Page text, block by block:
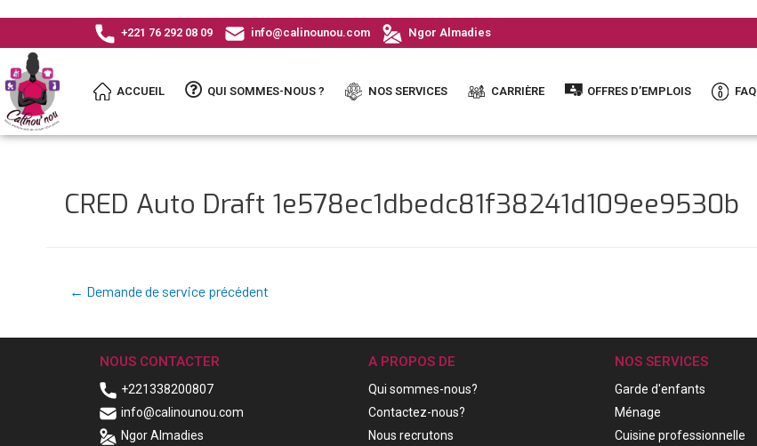
+221 76 292 08 09 info@calinounou.com Ngor Almadies
ACCUEIL QUI SOMMES-NOUS ? NOS SERVICES CARRIÈRE OFFRES D’EMPLOIS FAQ
CRED Auto Draft 1e578ec1dbedc81f38241d109ee9530b
← Demande de service précédent
NOUS CONTACTER
+221338200807
info@calinounou.com
Ngor Almadies
A PROPOS DE
Qui sommes-nous?
Contactez-nous?
Nous recrutons
NOS SERVICES
Garde d'enfants
Ménage
Cuisine professionnelle